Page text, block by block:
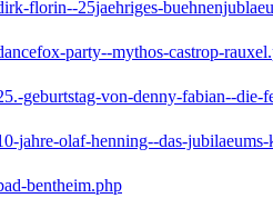
florin--25jaehriges-
party--mythos-castrop-
geburtstag-von-denny-fabian--die-
jahre-olaf-henning--das-
bentheim.php